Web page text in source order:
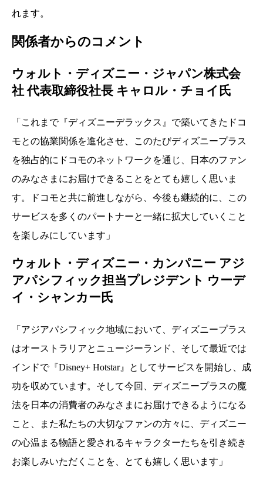
れます。
関係者からのコメント
ウォルト・ディズニー・ジャパン株式会
社 代表取締役社長 キャロル・チョイ氏
「これまで『ディズニーデラックス』で築いてきたドコ
モとの協業関係を進化させ、このたびディズニープラス
を独占的にドコモのネットワークを通じ、日本のファン
のみなさまにお届けできることをとても嬉しく思いま
す。ドコモと共に前進しながら、今後も継続的に、この
サービスを多くのパートナーと一緒に拡大していくこと
を楽しみにしています」
ウォルト・ディズニー・カンパニー アジ
アパシフィック担当プレジデント ウーデ
イ・シャンカー氏
「アジアパシフィック地域において、ディズニープラス
はオーストラリアとニュージーランド、そして最近では
インドで『Disney+ Hotstar』としてサービスを開始し、成
功を収めています。そして今回、ディズニープラスの魔
法を日本の消費者のみなさまにお届けできるようになる
こと、また私たちの大切なファンの方々に、ディズニー
の心温まる物語と愛されるキャラクターたちを引き続き
お楽しみいただくことを、とても嬉しく思います」